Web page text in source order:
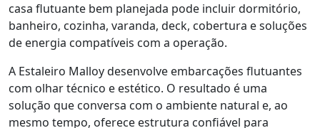
casa flutuante bem planejada pode incluir dormitório,
banheiro, cozinha, varanda, deck, cobertura e soluções
de energia compatíveis com a operação.
A Estaleiro Malloy desenvolve embarcações flutuantes
com olhar técnico e estético. O resultado é uma
solução que conversa com o ambiente natural e, ao
mesmo tempo, oferece estrutura confiável para